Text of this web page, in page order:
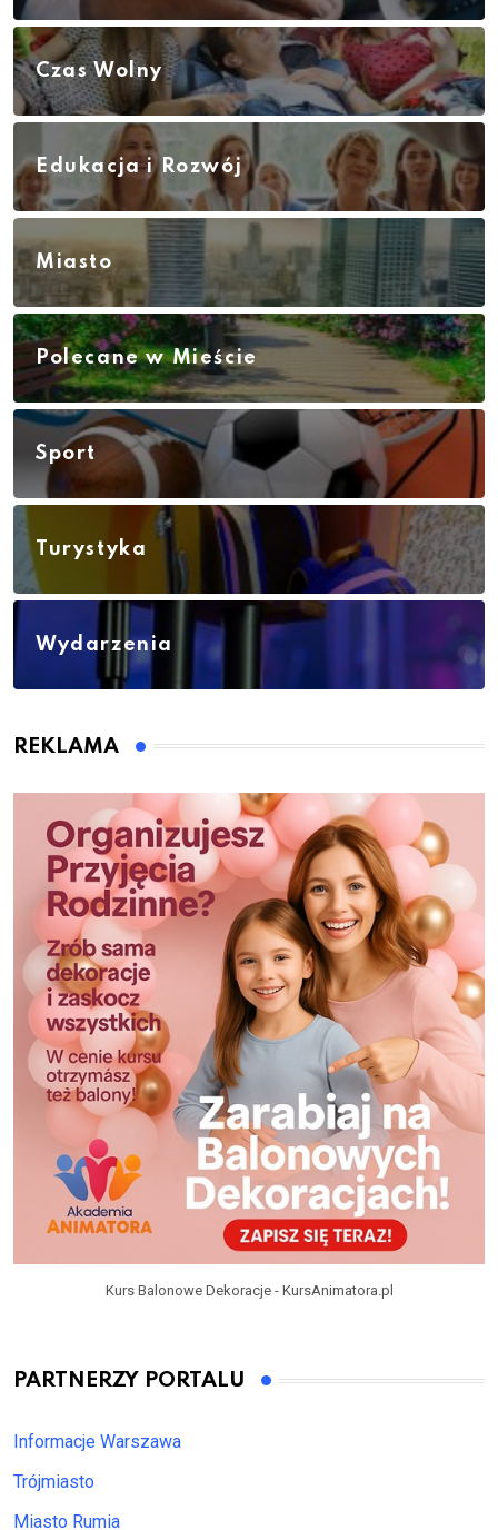
Czas Wolny
Edukacja i Rozwój
Miasto
Polecane w Mieście
Sport
Turystyka
Wydarzenia
REKLAMA
Kurs Balonowe Dekoracje - KursAnimatora.pl
PARTNERZY PORTALU
Informacje Warszawa
Trójmiasto
Miasto Rumia